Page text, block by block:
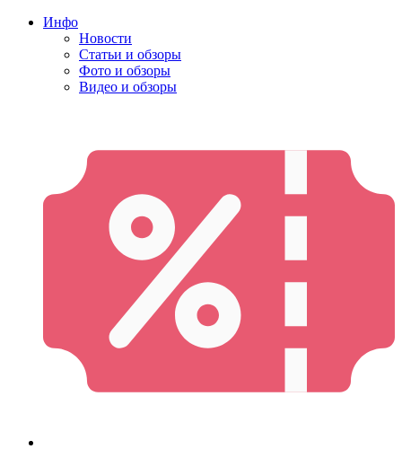
Инфо
Новости
Статьи и обзоры
Фото и обзоры
Видео и обзоры